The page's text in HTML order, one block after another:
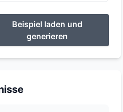
Beispiel laden und
generieren